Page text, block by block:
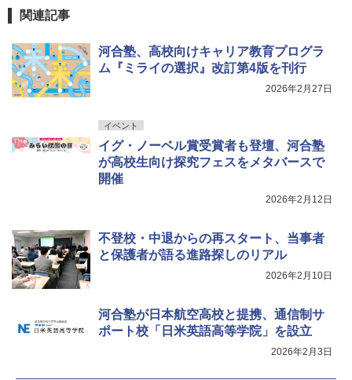
関連記事
河合塾、高校向けキャリア教育プログラ
ム『ミライの選択』改訂第4版を刊行
2026年2月27日
イベント
イグ・ノーベル賞受賞者も登壇、河合塾
が高校生向け探究フェスをメタバースで
開催
2026年2月12日
不登校・中退からの再スタート、当事者
と保護者が語る進路探しのリアル
2026年2月10日
河合塾が日本航空高校と提携、通信制サ
ポート校「日米英語高等学院」を設立
2026年2月3日